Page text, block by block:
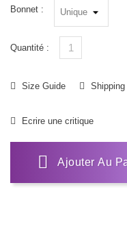
Bonnet :
Quantité :
Size Guide Shipping
Ecrire une critique
Ajouter Au